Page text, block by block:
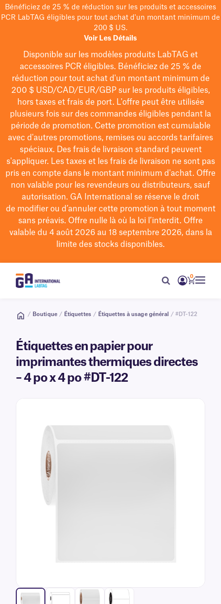
Bénéficiez de 25 % de réduction sur les produits et accessoires
PCR LabTAG éligibles pour tout achat d'un montant minimum de
200 $ US.
Voir Les Détails
Disponible sur les modèles produits LabTAG et
accessoires PCR éligibles. Bénéficiez de 25 % de
réduction pour tout achat d'un montant minimum de
200 $USD/CAD/EUR/GBPsur les produits éligibles,
hors taxes et frais de port. L'offre peut être utilisée
plusieurs fois sur des commandes éligibles pendant la
période de promotion. Cette promotion est cumulable
avec d'autres promotions, remises ou accords tarifaires
spéciaux. Des frais de livraison standard peuvent
s'appliquer. Les taxes et les frais de livraison ne sont pas
pris en compte dans le montant minimum d'achat. Offre
non valable pour les revendeurs ou distributeurs, sauf
autorisation. GA International se réserve le droit
de modifierou d’annuler cette promotion à tout moment
sans préavis. Offre nulle là où la loi l’interdit. Offre
valable du 4 août 2026 au 18 septembre 2026, dans la
limite des stocks disponibles.
0
/ Boutique / Étiquettes / Étiquettes à usage général / #DT-122
Étiquettes en papier pour
imprimantes thermiques directes
– 4 po x 4 po #DT-122